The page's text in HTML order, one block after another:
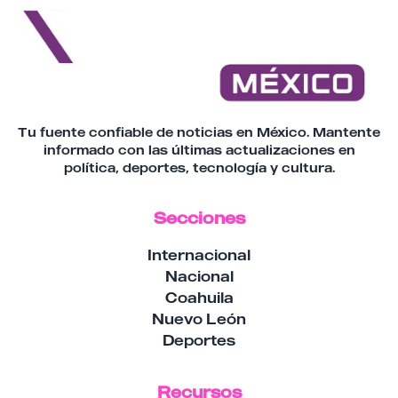
Tu fuente confiable de noticias en México. Mantente
informado con las últimas actualizaciones en
política, deportes, tecnología y cultura.
Secciones
Internacional
Nacional
Coahuila
Nuevo León
Deportes
Recursos